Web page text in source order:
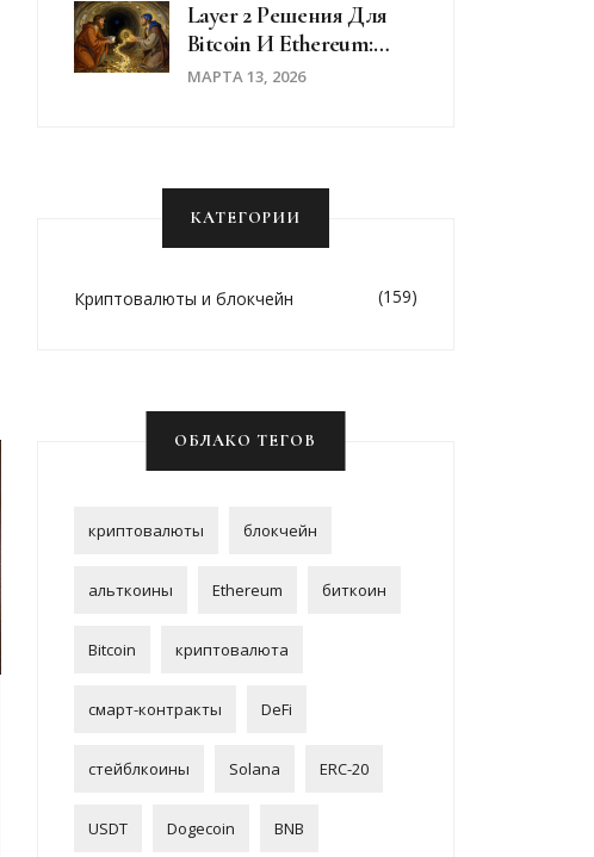
Layer 2 Решения Для
Bitcoin И Ethereum:
Lightning Network И
МАРТА 13, 2026
КАТЕГОРИИ
Криптовалюты и блокчейн (159)
ОБЛАКО ТЕГОВ
криптовалюты блокчейн
альткоины Ethereum биткоин
Bitcoin криптовалюта
смарт-контракты DeFi
стейблкоины Solana ERC-20
USDT Dogecoin BNB